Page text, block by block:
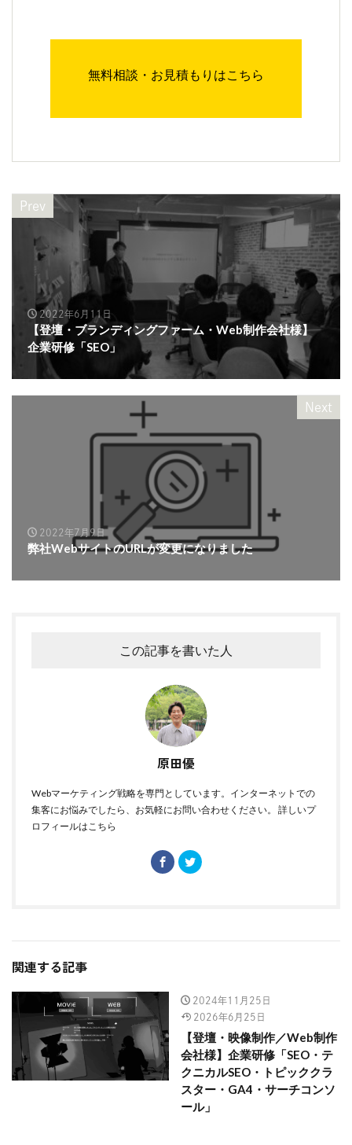
無料相談・お見積もりはこちら
Prev
2022年6月11日
【登壇・ブランディングファーム・Web制作会社様】
企業研修「SEO」
Next
2022年7月9日
弊社WebサイトのURLが変更になりました
この記事を書いた人
原田優
Webマーケティング戦略を専門としています。インターネットでの
集客にお悩みでしたら、お気軽にお問い合わせください。 詳しいプ
ロフィールはこちら
関連する記事
2024年11月25日
2026年6月25日
【登壇・映像制作／Web制作
会社様】企業研修「SEO・テ
クニカルSEO・トピッククラ
スター・GA4・サーチコンソ
ール」